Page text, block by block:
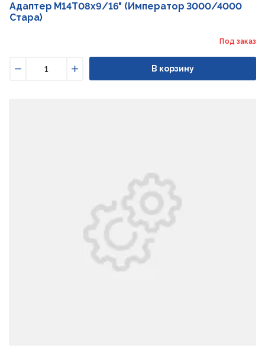
Адаптер М14Т08х9/16" (Император 3000/4000
Стара)
Под заказ
Увеличить
В корзину